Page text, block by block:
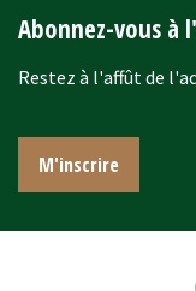
Abonnez-vous
Restez à l'affût de
M'inscrire